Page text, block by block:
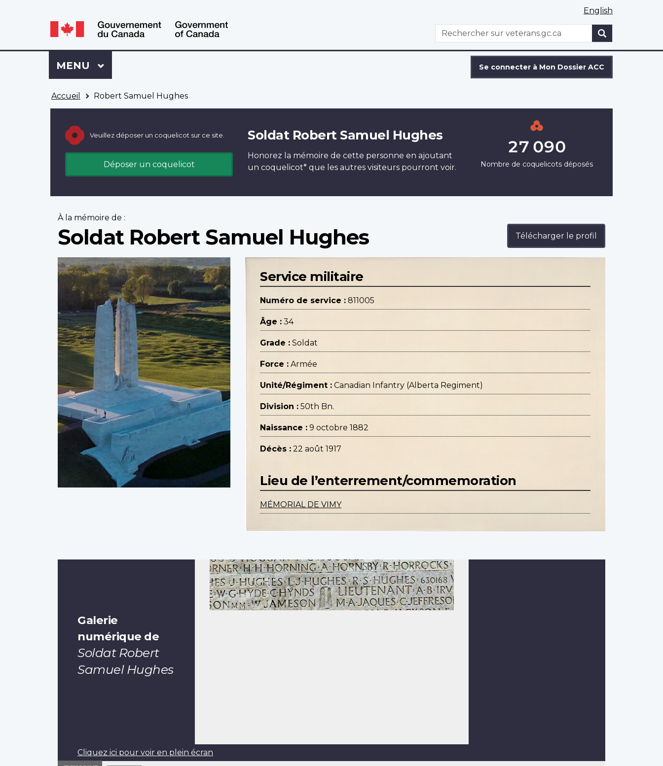
Language
switcher
Language
switcher
English
WxT
Search
Rechercher
Se
connecter
à
Dossier
Se connecter à Mon Dossier ACC
Menu
MENU PRINCIPAL
Accueil Robert Samuel Hughes
Veuillez déposer un coquelicot sur ce site.
Déposer un coquelicot
Soldat Robert Samuel Hughes
Honorez la mémoire de cette personne en ajoutant
un coquelicot* que les autres visiteurs pourront voir.
27 090
Nombre de coquelicots déposés
À la mémoire de :
Soldat Robert Samuel Hughes Télécharger le profil
Profile
image
Service militaire
Numéro de service : 811005
Âge : 34
Grade : Soldat
Force : Armée
Unité/Régiment : Canadian Infantry (Alberta Regiment)
Division : 50th Bn.
Naissance : 9 octobre 1882
Décès : 22 août 1917
Lieu de l’enterrement/commemoration
MÉMORIAL DE VIMY
Galerie
numérique de
Soldat Robert
Samuel Hughes
Cliquez ici pour voir en plein écran